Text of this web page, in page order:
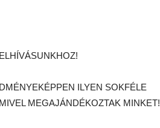
ILYEN SOKFÉLE
MEGAJÁNDÉKOZTAK MINKET!